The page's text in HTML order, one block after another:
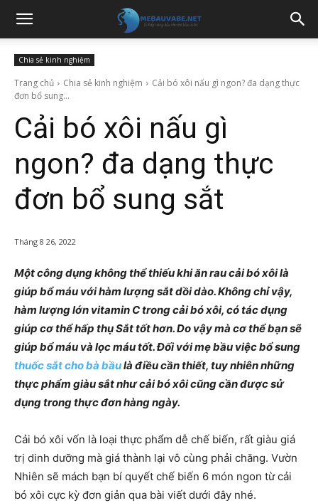
Chia sẻ kinh nghiệm
Trang chủ Chia sẻ kinh nghiệm
Cải bó xôi nấu gì ngon? đa dạng thực
đơn bổ sung...
Cải bó xôi nấu gì
ngon? đa dạng thực
đơn bổ sung sắt
Tháng 8 26, 2022
Một công dụng không thể thiếu khi ăn rau cải bó xôi là
giúp bổ máu với hàm lượng sắt dồi dào. Không chỉ vậy,
hàm lượng lớn vitamin C trong cải bó xôi, có tác dụng
giúp cơ thể hấp thụ Sắt tốt hơn. Do vậy mà cơ thể bạn sẽ
giúp bổ máu và lọc máu tốt. Đối với mẹ bầu việc bổ sung
thuốc sắt cho bà bầulà điều cần thiết, tuy nhiên những
thực phẩm giàu sắt như cải bó xôi cũng cần được sử
dụng trong thực đơn hàng ngày.
Cải bó xôi vốn là loại thực phẩm dễ chế biến, rất giàu giá
trị dinh dưỡng mà giá thành lại vô cùng phải chăng. Vườn
Nhiên sẽ mách bạn bí quyết chế biến 6 món ngon từ cải
bó xôi cực kỳ đơn giản qua bài viết dưới đây nhé.